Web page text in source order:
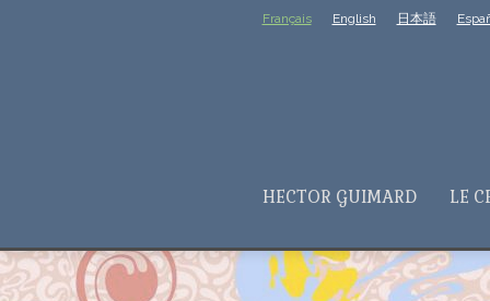
Français English 日本語
HECTOR GUIMARD LE